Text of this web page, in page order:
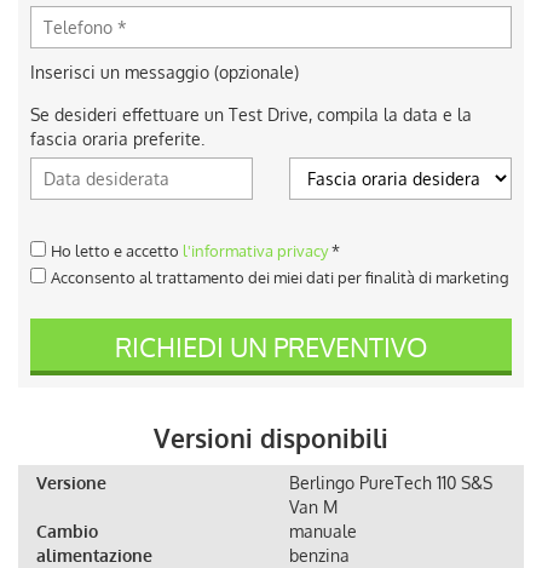
Inserisci un messaggio (opzionale)
Se desideri effettuare un Test Drive, compila la data e la
fascia oraria preferite.
Ho letto e accetto l'informativa privacy*
Acconsento al trattamento dei miei dati per finalità di marketing
RICHIEDI UN PREVENTIVO
Versioni disponibili
Versione
Berlingo PureTech 110 S&S
Van M
Cambio
manuale
alimentazione
benzina